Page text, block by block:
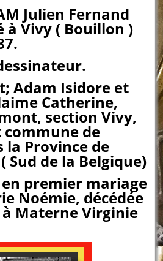
Julien Fernand
à Vivy ( Bouillon )
Adam Isidore et
Catherine,
section Vivy,
de
la Province de
Sud de la Belgique)
premier mariage
Noémie, décédée
à Materne Virginie